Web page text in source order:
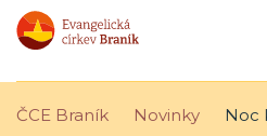
ČCE Braník Novinky Noc